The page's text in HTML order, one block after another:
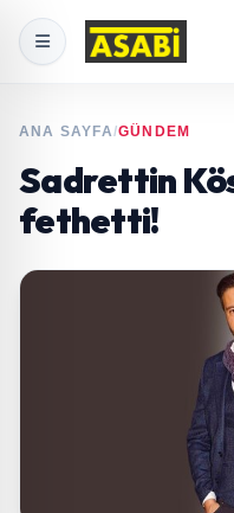
ANA SAYFA/GÜNDEM
Sadrettin
fethetti!